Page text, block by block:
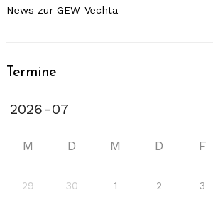
News zur GEW-Vechta
Termine
M D M D F
29 30 1 2 3